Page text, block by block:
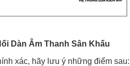
Dàn Âm Thanh Sân Khấu
xác, hãy lưu ý những điểm sau: